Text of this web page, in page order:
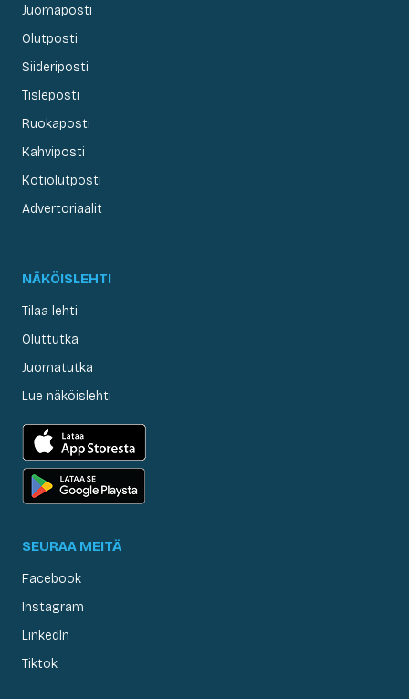
Juomaposti
Olutposti
Siideriposti
Tisleposti
Ruokaposti
Kahviposti
Kotiolutposti
Advertoriaalit
NÄKÖISLEHTI
Tilaa lehti
Oluttutka
Juomatutka
Lue näköislehti
SEURAA MEITÄ
Facebook
Instagram
LinkedIn
Tiktok